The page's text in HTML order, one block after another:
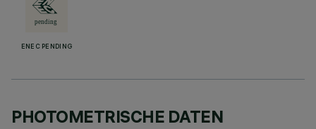
ENEC PENDING
PHOTOMETRISCHE DATEN